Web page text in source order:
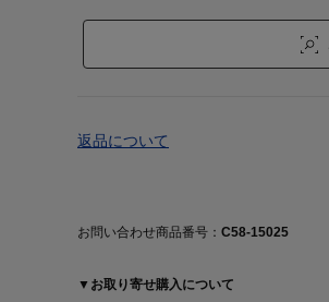
返品について
お問い合わせ商品番号： C58-15025
▼お取り寄せ購入について